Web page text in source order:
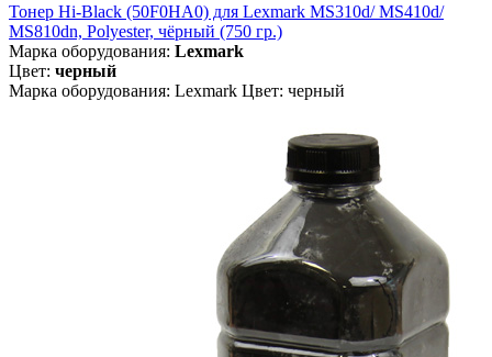
Тонер Hi-Black (50F0HA0) для Lexmark MS310d/ MS410d/
MS810dn, Polyester, чёрный (750 гр.)
Марка оборудования: Lexmark
Цвет: черный
Марка оборудования: Lexmark Цвет: черный